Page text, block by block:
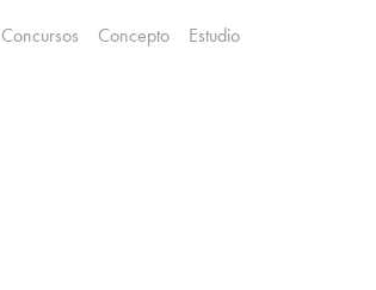
Estudio
Concepto
Concursos